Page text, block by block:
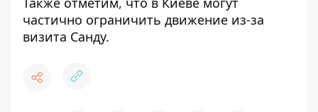
частично ограничить движение из-за
визита Санду.